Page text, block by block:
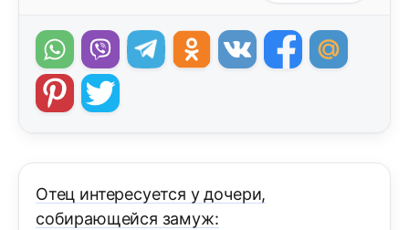
Отец интересуется у дочери,
собирающейся замуж: